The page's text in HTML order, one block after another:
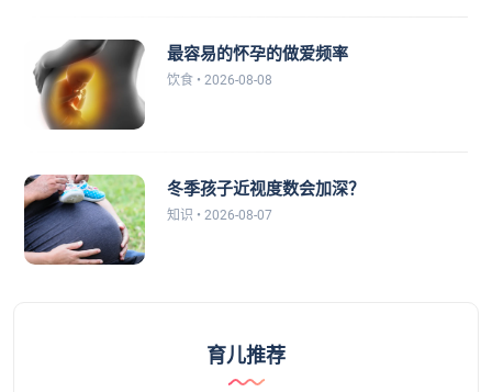
最容易的怀孕的做爱频率
饮食 • 2026-08-08
冬季孩子近视度数会加深？
知识 • 2026-08-07
育儿推荐